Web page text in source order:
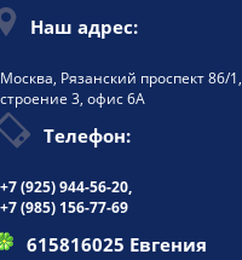
Наш адрес:
Москва, Рязанский проспект 86/1,
строение 3, офис 6А
Телефон:
+7 (925)944-56-20,
+7 (985) 156-77-69
615816025 Евгения